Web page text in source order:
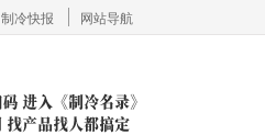
制冷快报 网站导航